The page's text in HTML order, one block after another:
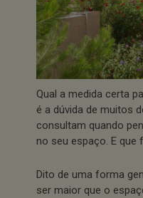
Qual a medida certa
é a dúvida de muitos
consultam quando
no seu espaço. E
Dito de uma forma
ser maior que o